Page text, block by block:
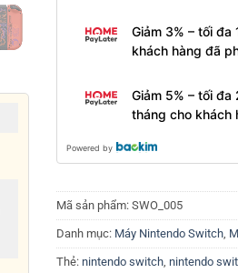
Giảm 3% – tối
khách hàng đã
Giảm 5% – tối
tháng cho khách
Powered by
Mã sản phẩm: SWO_005
Danh mục: Máy Nintendo Switch,
Thẻ: nintendo switch, nintendo